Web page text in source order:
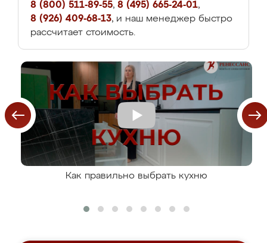
8 (800) 511-89-55, 8 (495) 665-24-01,
8 (926) 409-68-13, и наш менеджер быстро
рассчитает стоимость.
Как правильно выбрать кухню